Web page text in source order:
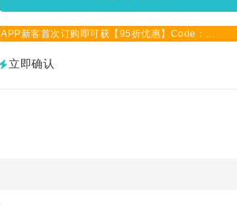
APP新客首次订购即可获【95折优惠】Code：
立即确认